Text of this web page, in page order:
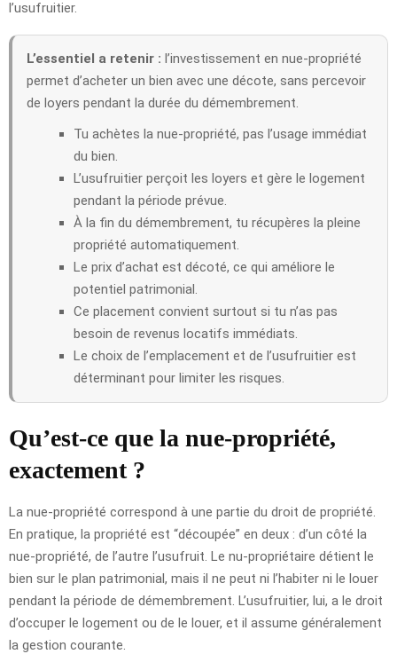
l’usufruitier.
L’essentiel a retenir : l’investissement en nue-propriété
permet d’acheter un bien avec une décote, sans percevoir
de loyers pendant la durée du démembrement.
Tu achètes la nue-propriété, pas l’usage immédiat
du bien.
L’usufruitier perçoit les loyers et gère le logement
pendant la période prévue.
À la fin du démembrement, tu récupères la pleine
propriété automatiquement.
Le prix d’achat est décoté, ce qui améliore le
potentiel patrimonial.
Ce placement convient surtout si tu n’as pas
besoin de revenus locatifs immédiats.
Le choix de l’emplacement et de l’usufruitier est
déterminant pour limiter les risques.
Qu’est-ce que la nue-propriété,
exactement ?
La nue-propriété correspond à une partie du droit de propriété.
En pratique, la propriété est “découpée” en deux : d’un côté la
nue-propriété, de l’autre l’usufruit. Le nu-propriétaire détient le
bien sur le plan patrimonial, mais il ne peut ni l’habiter ni le louer
pendant la période de démembrement. L’usufruitier, lui, a le droit
d’occuper le logement ou de le louer, et il assume généralement
la gestion courante.